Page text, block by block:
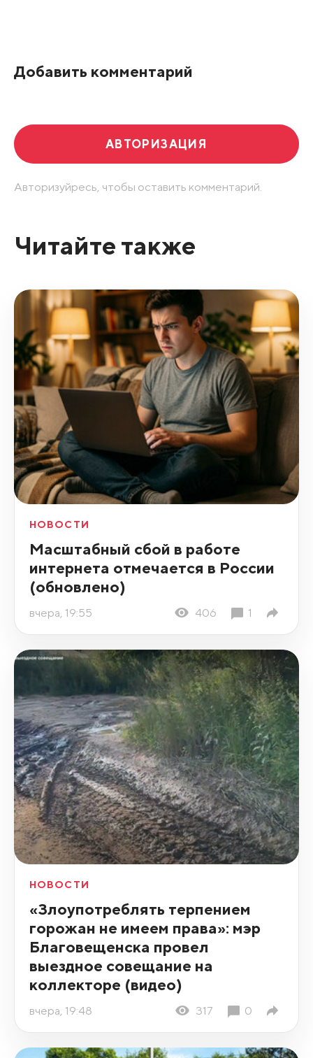
Добавить комментарий
АВТОРИЗАЦИЯ
Авторизуйресь, чтобы оставить комментарий.
Читайте также
НОВОСТИ
Масштабный сбой в работе
интернета отмечается в России
(обновлено)
вчера, 19:55 406 1
НОВОСТИ
«Злоупотреблять терпением
горожан не имеем права»: мэр
Благовещенска провел
выездное совещание на
коллекторе (видео)
вчера, 19:48 317 0